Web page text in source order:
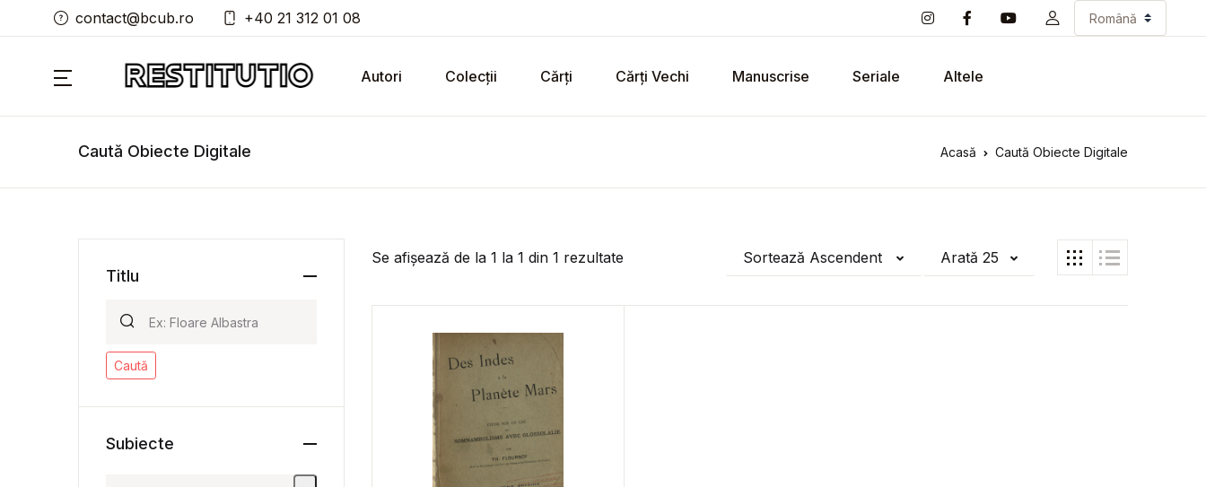
contact@bcub.ro +40 21 312 01 08
Autori Colecții Cărți Cărți Vechi Manuscrise Seriale Altele
Caută Obiecte Digitale Acasă Caută Obiecte Digitale
Se afișează de la 1 la 1 din 1 rezultate Sortează Ascendent Arată 25
Titlu
Caută
Subiecte